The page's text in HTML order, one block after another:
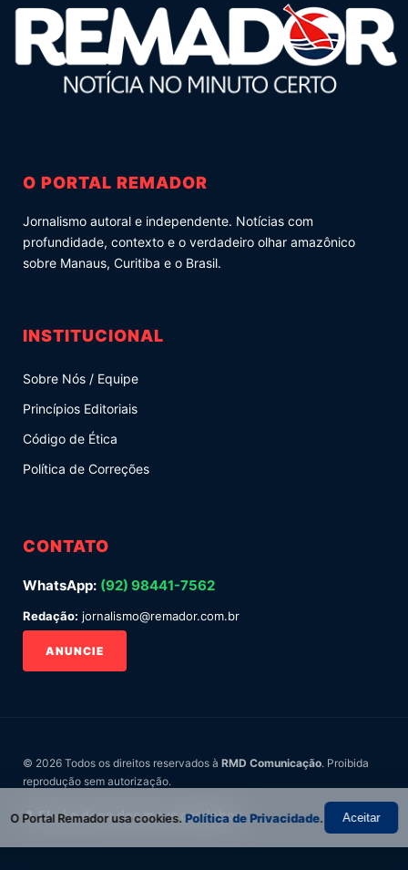
O PORTAL REMADOR
Jornalismo autoral e independente. Notícias com
profundidade, contexto e o verdadeiro olhar amazônico
sobre Manaus, Curitiba e o Brasil.
INSTITUCIONAL
Sobre Nós / Equipe
Princípios Editoriais
Código de Ética
Política de Correções
CONTATO
WhatsApp: (92) 98441-7562
Redação: jornalismo@remador.com.br
ANUNCIE
© 2026 Todos os direitos reservados à RMD Comunicação. Proibida
reprodução sem autorização.
🎩 Ele é o dono dos meus caminhos.
O Portal Remador usa cookies.Política de Privacidade. Aceitar